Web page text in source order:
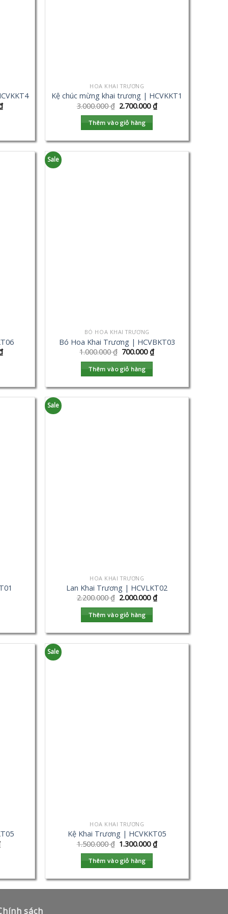
HOA KHAI TRƯƠNG
Kệ chúc mừng khai trương | HCVKKT1
3.000.000₫ 2.700.000₫
Thêm vào giỏ hàng
Sale
BÓ HOA KHAI TRƯƠNG
Bó Hoa Khai Trương | HCVBKT03
1.000.000₫ 700.000₫
Thêm vào giỏ hàng
Sale
HOA KHAI TRƯƠNG
Lan Khai Trương | HCVLKT02
2.200.000₫ 2.000.000₫
Thêm vào giỏ hàng
Sale
HOA KHAI TRƯƠNG
Kệ Khai Trương | HCVKKT05
1.500.000₫ 1.300.000₫
Thêm vào giỏ hàng
sách